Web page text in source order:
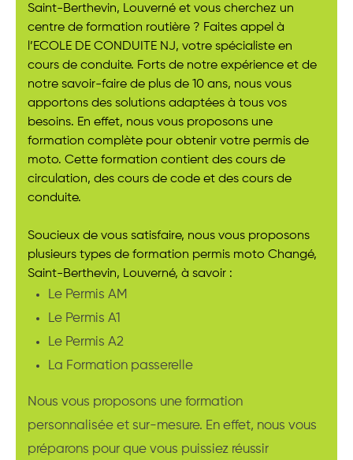
Saint-Berthevin, Louverné et vous cherchez un
centre de formation routière ? Faites appel à
l’ECOLE DE CONDUITE NJ, votre spécialiste en
cours de conduite. Forts de notre expérience et de
notre savoir-faire de plus de 10 ans, nous vous
apportons des solutions adaptées à tous vos
besoins. En effet, nous vous proposons une
formation complète pour obtenir votre permis de
moto. Cette formation contient des cours de
circulation, des cours de code et des cours de
conduite.
Soucieux de vous satisfaire, nous vous proposons
plusieurs types de formation permis moto Changé,
Saint-Berthevin, Louverné, à savoir :
Le Permis AM
Le Permis A1
Le Permis A2
La Formation passerelle
Nous vous proposons une formation
personnalisée et sur-mesure. En effet, nous vous
préparons pour que vous puissiez réussir